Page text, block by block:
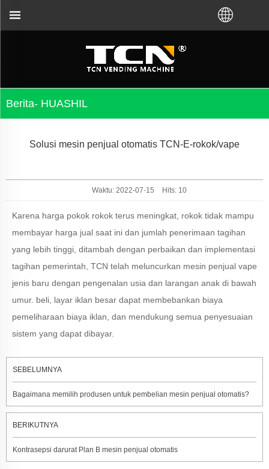
Berita- HUASHIL
Solusi mesin penjual otomatis TCN-E-rokok/vape
Waktu: 2022-07-15 Hits: 10
Karena harga pokok rokok terus meningkat, rokok tidak mampu
membayar harga jual saat ini dan jumlah penerimaan tagihan
yang lebih tinggi, ditambah dengan perbaikan dan implementasi
tagihan pemerintah, TCN telah meluncurkan mesin penjual vape
jenis baru dengan pengenalan usia dan larangan anak di bawah
umur. beli, layar iklan besar dapat membebankan biaya
pemeliharaan biaya iklan, dan mendukung semua penyesuaian
sistem yang dapat dibayar.
SEBELUMNYA
Bagaimana memilih produsen untuk pembelian mesin penjual otomatis?
BERIKUTNYA
Kontrasepsi darurat Plan B mesin penjual otomatis
Anda untuk panduan dan pemecahan